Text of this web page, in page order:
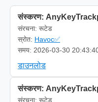
संस्करण:
संरचना: रूटेड
स्रोत: Havoc✅
समय: 2026-03-30
डाउनलोड
संस्करण:
संरचना: रूटेड